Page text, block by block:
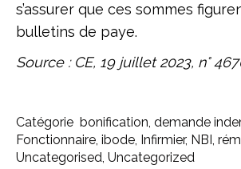
s’assurer que ces sommes
bulletins de paye.
Source : CE, 19 juillet 2023, n°
Catégorie bonification, demande
Fonctionnaire, ibode, Infirmier, NBI,
Uncategorised, Uncategorized